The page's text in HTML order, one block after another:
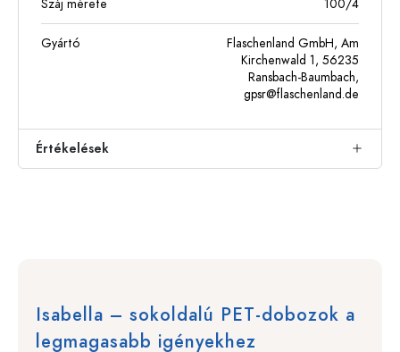
Száj mérete 100/4
Gyártó
Flaschenland GmbH, Am
Kirchenwald 1, 56235
Ransbach-Baumbach,
gpsr@flaschenland.de
Értékelések
Isabella – sokoldalú PET-dobozok a
legmagasabb igényekhez